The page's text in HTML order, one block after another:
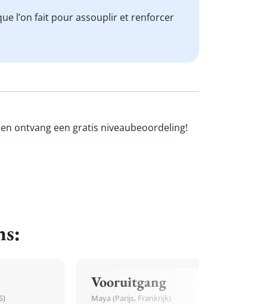
l’on fait pour assouplir et renforcer
ontvang een gratis niveaubeoordeling!
Vooruitgang
Maya (Parijs, Frankrijk)